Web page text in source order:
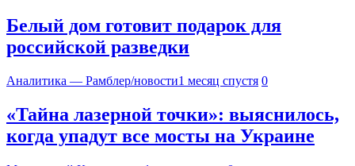
Белый дом готовит подарок для
российской разведки
Аналитика — Рамблер/новости1 месяц спустя 0
«Тайна лазерной точки»: выяснилось,
когда упадут все мосты на Украине